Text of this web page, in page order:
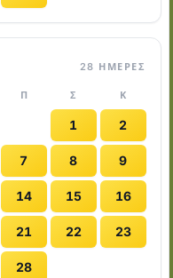
28 ΗΜΈΡΕΣ
Π Σ Κ
1 2
7 8 9
14 15 16
21 22 23
28